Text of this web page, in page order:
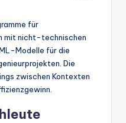
für
mit nicht-technischen
Modelle für die
Die
zwischen Kontexten